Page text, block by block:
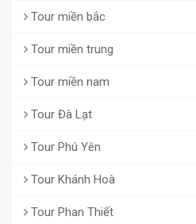
Tour miền bắc
Tour miền trung
Tour miền nam
Tour Đà Lạt
Tour Phú Yên
Tour Khánh Hoà
Tour Phan Thiết